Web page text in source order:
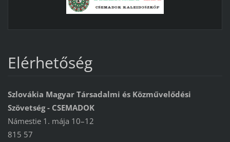
Elérhetőség
Szlovákia Magyar Társadalmi és Közművelődési
Szövetség - CSEMADOK
Námestie 1. mája 10–12
815 57